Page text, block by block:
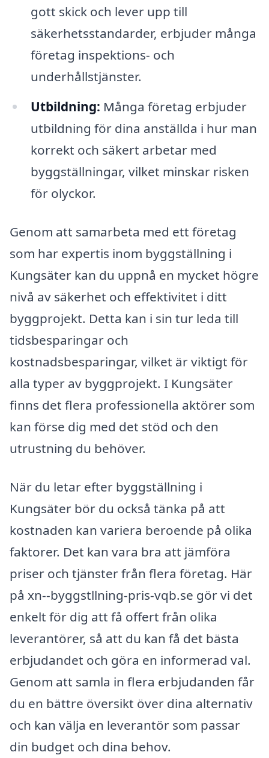
gott skick och lever upp till
säkerhetsstandarder, erbjuder många
företag inspektions- och
underhållstjänster.
Utbildning: Många företag erbjuder
utbildning för dina anställda i hur man
korrekt och säkert arbetar med
byggställningar, vilket minskar risken
för olyckor.
Genom att samarbeta med ett företag
som har expertis inom byggställning i
Kungsäter kan du uppnå en mycket högre
nivå av säkerhet och effektivitet i ditt
byggprojekt. Detta kan i sin tur leda till
tidsbesparingar och
kostnadsbesparingar, vilket är viktigt för
alla typer av byggprojekt. I Kungsäter
finns det flera professionella aktörer som
kan förse dig med det stöd och den
utrustning du behöver.
När du letar efter byggställning i
Kungsäter bör du också tänka på att
kostnaden kan variera beroende på olika
faktorer. Det kan vara bra att jämföra
priser och tjänster från flera företag. Här
på xn--byggstllning-pris-vqb.se gör vi det
enkelt för dig att få offert från olika
leverantörer, så att du kan få det bästa
erbjudandet och göra en informerad val.
Genom att samla in flera erbjudanden får
du en bättre översikt över dina alternativ
och kan välja en leverantör som passar
din budget och dina behov.